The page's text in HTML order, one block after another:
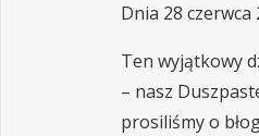
Dnia 28
Ten wyjątkowy
– nasz
prosiliśmy o